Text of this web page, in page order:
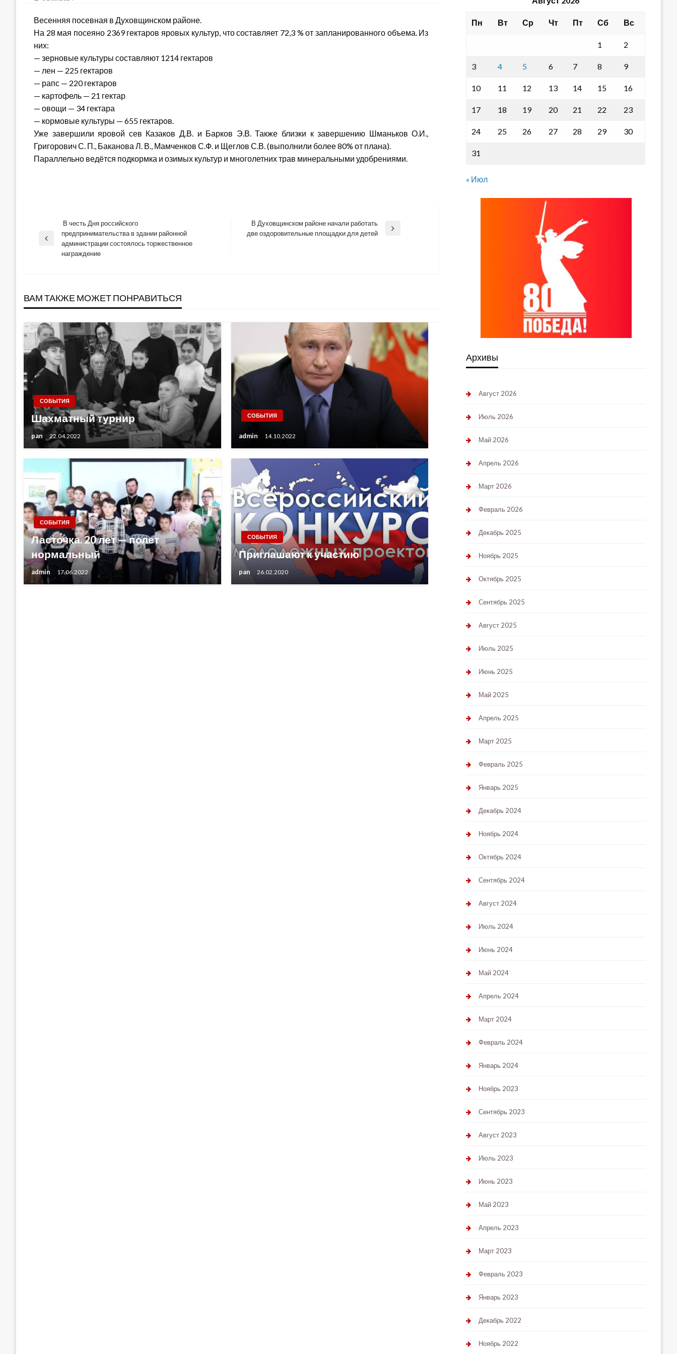
Весенняя посевная в Духовщинском районе.
На 28 мая посеяно 2369 гектаров яровых культур, что составляет 72,3 % от запланированного объема. Из
них:
— зерновые культуры составляют 1214 гектаров
— лен — 225 гектаров
— рапс — 220 гектаров
— картофель — 21 гектар
— овощи — 34 гектара
— кормовые культуры — 655 гектаров.
Уже завершили яровой сев Казаков Д.В. и Барков Э.В. Также близки к завершению Шманьков О.И.,
Григорович С. П., Баканова Л. В., Мамченков С.Ф. и Щеглов С.В. (выполнили более 80% от плана).
Параллельно ведётся подкормка и озимых культур и многолетних трав минеральными удобрениями.
Навигация
Previous
В честь Дня российского
предпринимательства в здании районной
администрации состоялось торжественное
награждение
Next
В Духовщинском районе начали работать
две оздоровительные площадки для детей
ВАМ ТАКЖЕ МОЖЕТ ПОНРАВИТЬСЯ
СОБЫТИЯ
Шахматный турнир
pan 22.04.2022
СОБЫТИЯ
admin 14.10.2022
СОБЫТИЯ
Ласточка. 20 лет — полет
нормальный
admin 17.06.2022
СОБЫТИЯ
Приглашают к участию
pan 26.02.2020
Пн Вт Ср Чт Пт Сб Вс
1 2
3 4 5 6 7 8 9
10 11 12 13 14 15 16
17 18 19 20 21 22 23
24 25 26 27 28 29 30
31
« Июл
Архивы
Август 2026
Июль 2026
Май 2026
Апрель 2026
Март 2026
Февраль 2026
Декабрь 2025
Ноябрь 2025
Октябрь 2025
Сентябрь 2025
Август 2025
Июль 2025
Июнь 2025
Май 2025
Апрель 2025
Март 2025
Февраль 2025
Январь 2025
Декабрь 2024
Ноябрь 2024
Октябрь 2024
Сентябрь 2024
Август 2024
Июль 2024
Июнь 2024
Май 2024
Апрель 2024
Март 2024
Февраль 2024
Январь 2024
Ноябрь 2023
Сентябрь 2023
Август 2023
Июль 2023
Июнь 2023
Май 2023
Апрель 2023
Март 2023
Февраль 2023
Январь 2023
Декабрь 2022
Ноябрь 2022